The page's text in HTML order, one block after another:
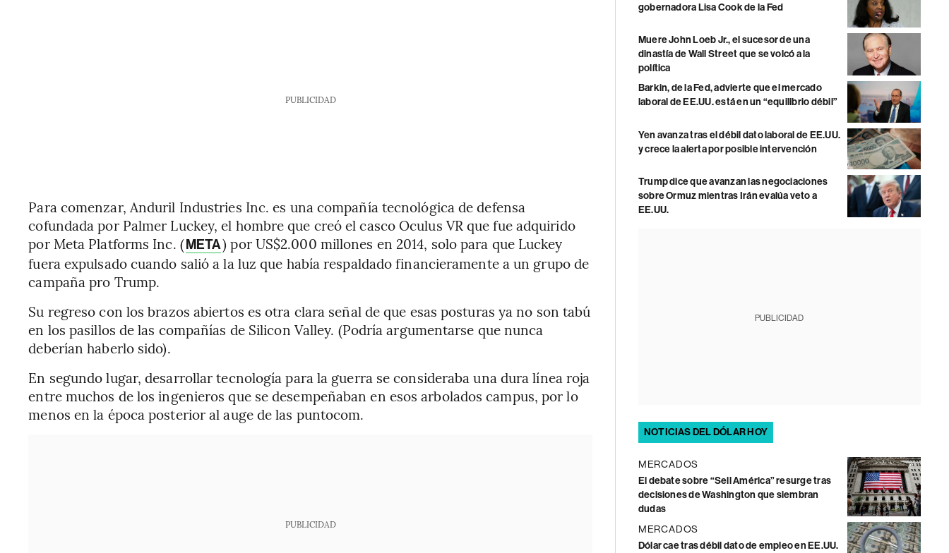
PUBLICIDAD
Para comenzar, Anduril Industries Inc. es una compañía tecnológica de defensa
cofundada por Palmer Luckey, el hombre que creó el casco Oculus VR que fue adquirido
por Meta Platforms Inc. (META) por US$2.000 millones en 2014, solo para que Luckey
fuera expulsado cuando salió a la luz que había respaldado financieramente a un grupo de
campaña pro Trump.
Su regreso con los brazos abiertos es otra clara señal de que esas posturas ya no son tabú
en los pasillos de las compañías de Silicon Valley. (Podría argumentarse que nunca
deberían haberlo sido).
En segundo lugar, desarrollar tecnología para la guerra se consideraba una dura línea roja
entre muchos de los ingenieros que se desempeñaban en esos arbolados campus, por lo
menos en la época posterior al auge de las puntocom.
PUBLICIDAD
gobernadora Lisa Cook de la Fed
Muere John Loeb Jr., el sucesor de una
dinastía de Wall Street que se volcó a la
política
Barkin, de la Fed, advierte que el mercado
laboral de EE.UU. está en un “equilibrio débil”
Yen avanza tras el débil dato laboral de EE.UU.
y crece la alerta por posible intervención
Trump dice que avanzan las negociaciones
sobre Ormuz mientras Irán evalúa veto a
EE.UU.
PUBLICIDAD
NOTICIAS DEL DÓLAR HOY
MERCADOS
El debate sobre “Sell América” resurge tras
decisiones de Washington que siembran
dudas
MERCADOS
Dólar cae tras débil dato de empleo en EE.UU.